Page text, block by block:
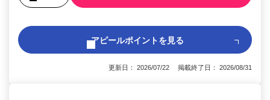
アピールポイントを見る
更新日： 2026/07/22 掲載終了日： 2026/08/31